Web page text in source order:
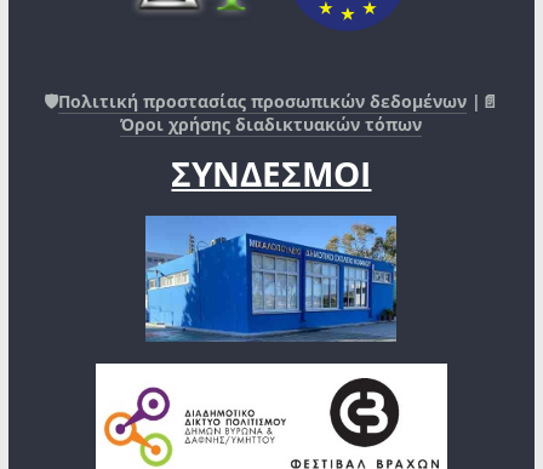
🛡️Πολιτική προστασίας προσωπικών δεδομένων |📄
Όροι χρήσης διαδικτυακών τόπων
ΣΥΝΔΕΣΜΟΙ